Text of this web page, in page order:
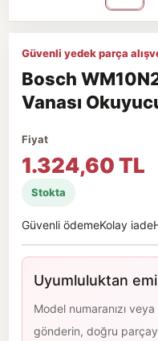
Güvenli yedek parça
Bosch
Vanası
Fiyat
1.324,60 TL
Stokta
Güvenli ödemeKolay iade
Uyumluluktan
Model numaranızı
gönderin, doğru